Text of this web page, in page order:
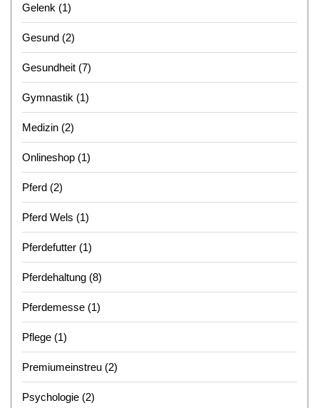
Gelenk (1)
Gesund (2)
Gesundheit (7)
Gymnastik (1)
Medizin (2)
Onlineshop (1)
Pferd (2)
Pferd Wels (1)
Pferdefutter (1)
Pferdehaltung (8)
Pferdemesse (1)
Pflege (1)
Premiumeinstreu (2)
Psychologie (2)